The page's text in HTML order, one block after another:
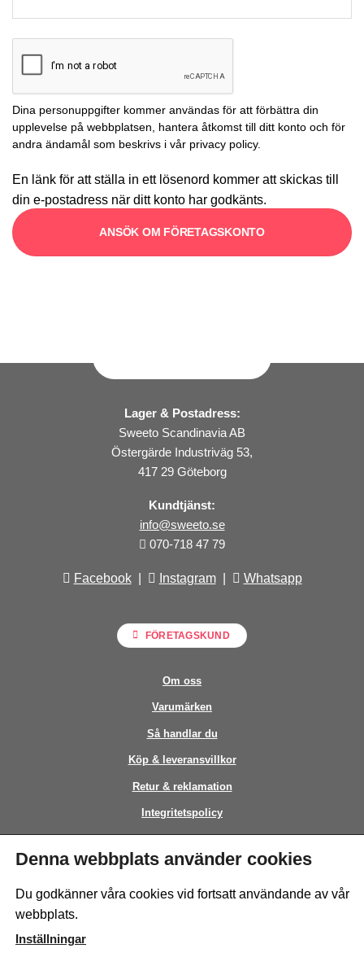
Dina personuppgifter kommer användas för att förbättra din
upplevelse på webbplatsen, hantera åtkomst till ditt konto och för
andra ändamål som beskrivs i vår privacy policy.
En länk för att ställa in ett lösenord kommer att skickas till
din e-postadress när ditt konto har godkänts.
ANSÖK OM FÖRETAGSKONTO
Lager & Postadress:
Sweeto Scandinavia AB
Östergärde Industriväg 53,
417 29 Göteborg
Kundtjänst:
info@sweeto.se
070-718 47 79
Facebook| Instagram| Whatsapp
FÖRETAGSKUND
Om oss
Varumärken
Så handlar du
Köp & leveransvillkor
Retur & reklamation
Integritetspolicy
Kontakt
This site is protected by reCAPTCHA and the GooglePrivacy Policyand
Denna webbplats använder cookies
Du godkänner våra cookies vid fortsatt användande av vår
webbplats.
Inställningar